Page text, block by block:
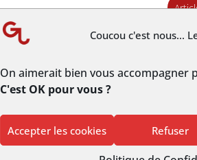
Coucou c'est nous...
On aimerait bien vous accompagner
C'est OK pour vous ?
Accepter les cookies Refuser